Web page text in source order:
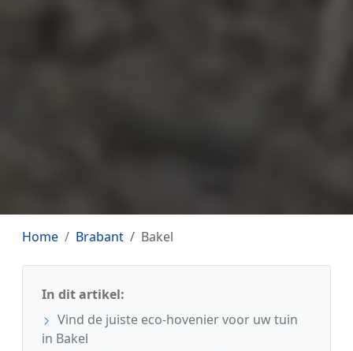
Home Brabant Bakel
In dit artikel:
Vind de juiste eco-hovenier voor uw tuin
in Bakel